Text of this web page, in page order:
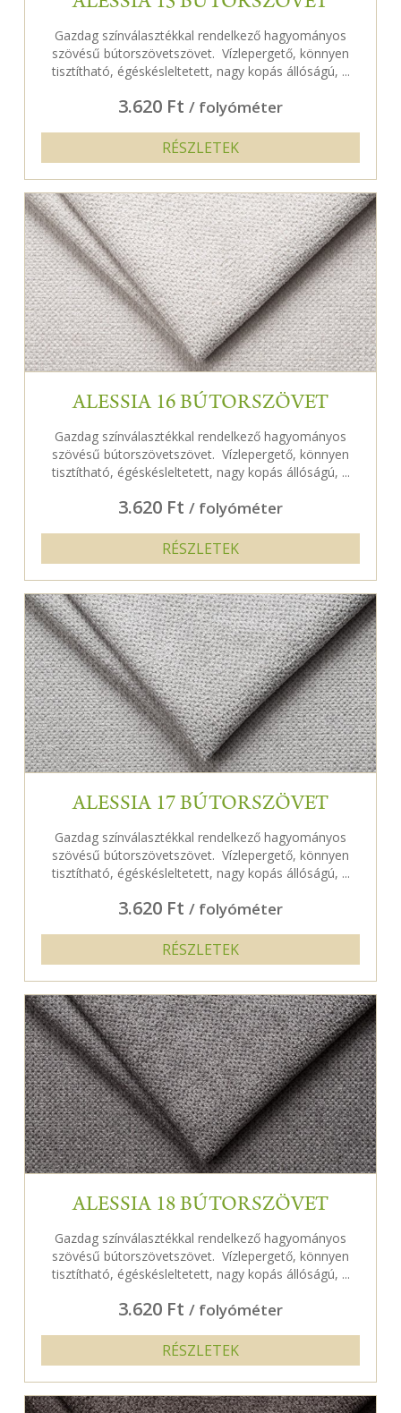
Gazdag színválasztékkal rendelkező hagyományos
szövésű bútorszövetszövet. Vízlepergető, könnyen
tisztítható, égéskésleltetett, nagy kopás állóságú, ...
3.620 Ft / folyóméter
RÉSZLETEK
ALESSIA 16 BÚTORSZÖVET
Gazdag színválasztékkal rendelkező hagyományos
szövésű bútorszövetszövet. Vízlepergető, könnyen
tisztítható, égéskésleltetett, nagy kopás állóságú, ...
3.620 Ft / folyóméter
RÉSZLETEK
ALESSIA 17 BÚTORSZÖVET
Gazdag színválasztékkal rendelkező hagyományos
szövésű bútorszövetszövet. Vízlepergető, könnyen
tisztítható, égéskésleltetett, nagy kopás állóságú, ...
3.620 Ft / folyóméter
RÉSZLETEK
ALESSIA 18 BÚTORSZÖVET
Gazdag színválasztékkal rendelkező hagyományos
szövésű bútorszövetszövet. Vízlepergető, könnyen
tisztítható, égéskésleltetett, nagy kopás állóságú, ...
3.620 Ft / folyóméter
RÉSZLETEK